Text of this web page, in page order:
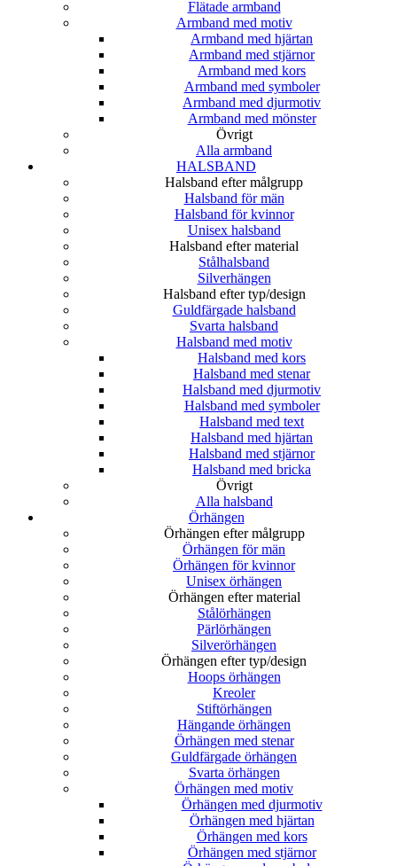
Flätade armband
Armband med motiv
Armband med hjärtan
Armband med stjärnor
Armband med kors
Armband med symboler
Armband med djurmotiv
Armband med mönster
Övrigt
Alla armband
HALSBAND
Halsband efter målgrupp
Halsband för män
Halsband för kvinnor
Unisex halsband
Halsband efter material
Stålhalsband
Silverhängen
Halsband efter typ/design
Guldfärgade halsband
Svarta halsband
Halsband med motiv
Halsband med kors
Halsband med stenar
Halsband med djurmotiv
Halsband med symboler
Halsband med text
Halsband med hjärtan
Halsband med stjärnor
Halsband med bricka
Övrigt
Alla halsband
Örhängen
Örhängen efter målgrupp
Örhängen för män
Örhängen för kvinnor
Unisex örhängen
Örhängen efter material
Stålörhängen
Pärlörhängen
Silverörhängen
Örhängen efter typ/design
Hoops örhängen
Kreoler
Stiftörhängen
Hängande örhängen
Örhängen med stenar
Guldfärgade örhängen
Svarta örhängen
Örhängen med motiv
Örhängen med djurmotiv
Örhängen med hjärtan
Örhängen med kors
Örhängen med stjärnor